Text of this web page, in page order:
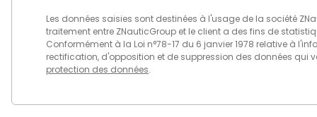
Les données saisies sont destinées à l'usage de la société
traitement entre ZNauticGroup et le client a des fins de
Conformément à la Loi n°78-17 du 6 janvier 1978 relative à
rectification, d'opposition et de suppression des données qui
protection des données.